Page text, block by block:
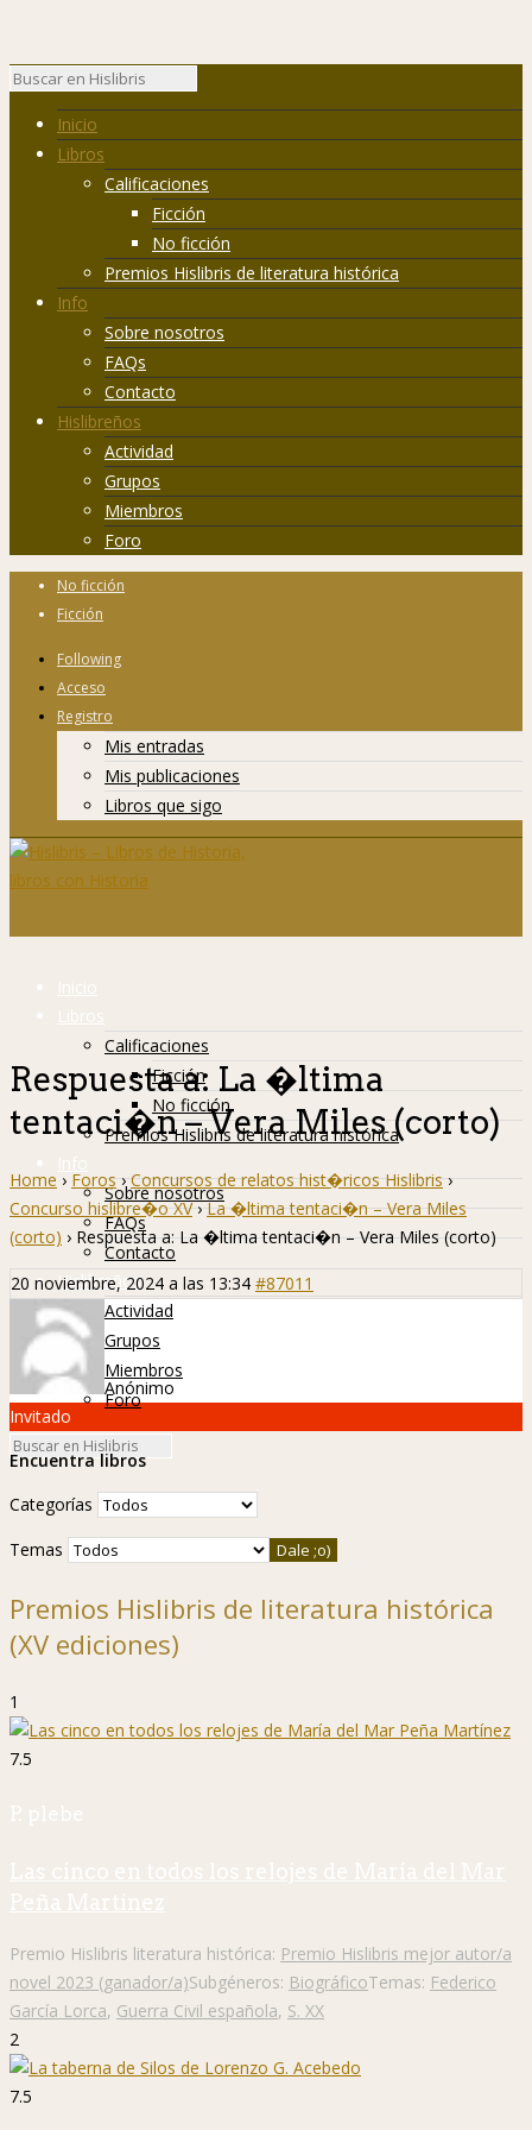
Inicio
Libros
Calificaciones
Ficción
No ficción
Premios Hislibris de literatura histórica
Info
Sobre nosotros
FAQs
Contacto
Hislibreños
Actividad
Grupos
Miembros
Foro
No ficción
Ficción
Following
Acceso
Registro
Mis entradas
Mis publicaciones
Libros que sigo
Inicio
Libros
Calificaciones
Ficción
No ficción
Premios Hislibris de literatura histórica
Info
Sobre nosotros
FAQs
Contacto
Hislibreños
Actividad
Grupos
Miembros
Foro
Respuesta a: La �ltima
tentaci�n – Vera Miles (corto)
Home › Foros › Concursos de relatos hist�ricos Hislibris ›
Concurso hislibre�o XV › La �ltima tentaci�n – Vera Miles
(corto) › Respuesta a: La �ltima tentaci�n – Vera Miles (corto)
20 noviembre, 2024 a las 13:34 #87011
Anónimo
Invitado
Encuentra libros
Categorías
Temas
Premios Hislibris de literatura histórica
(XV ediciones)
1
7.5
P. plebe
Las cinco en todos los relojes de María del Mar
Peña Martínez
Premio Hislibris literatura histórica: Premio Hislibris mejor autor/a
novel 2023 (ganador/a)Subgéneros: BiográficoTemas: Federico
García Lorca, Guerra Civil española, S. XX
2
7.5